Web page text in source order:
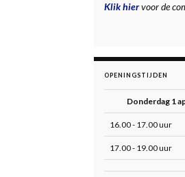
Klik hiervoor de
OPENINGSTIJDEN
Donderdag 1
16.00 - 17.00 uur
17.00 - 19.00 uur